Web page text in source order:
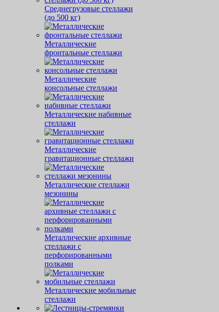
Среднегрузовые стеллажи
(до 500 кг)
Металлические
фронтальные стеллажи
Металлические
консольные стеллажи
Металлические набивные
стеллажи
Металлические
гравитационные стеллажи
Металлические стеллажи
мезонины
Металлические архивные
стеллажи с
перфорированными
полками
Металлические мобильные
стеллажи